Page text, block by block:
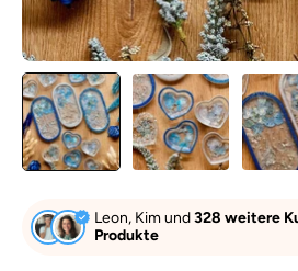
Leon, Kim und328 weitere
Produkte